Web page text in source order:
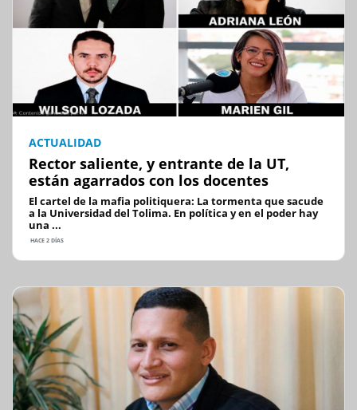
ACTUALIDAD
Rector saliente, y entrante de la UT,
están agarrados con los docentes
El cartel de la mafia politiquera: La tormenta que sacude
a la Universidad del Tolima. En política y en el poder hay
una ...
HACE 2 DÍAS